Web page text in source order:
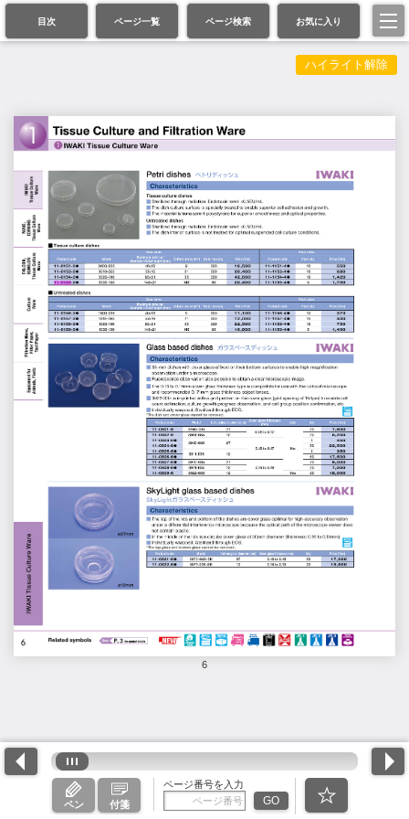
目次 ページ一覧 ページ検索 お気に入り
6
ペン 付箋
ページ番号を入力
GO
ハイライト解除